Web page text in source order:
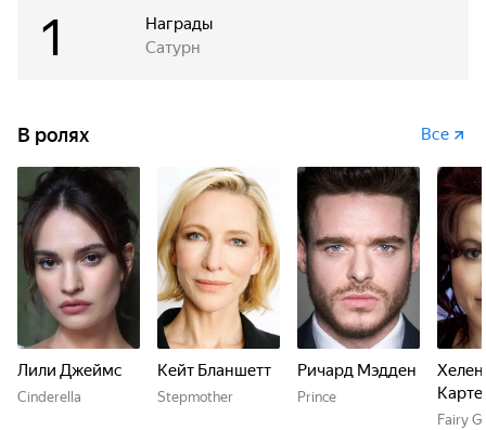
Награды
1 Сатурн
В ролях Все
Лили Джеймс
Cinderella
Кейт Бланшетт
Stepmother
Ричард Мэдден
Prince
Fairy